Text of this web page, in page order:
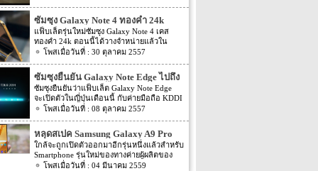
อินเตอร์เน็ตแล้ว
ซัมซุง Galaxy Note 4 ทองคำ 24k
จำหน่ายในเวียดนาม ราคา 65,000
บาท
แฟ็บเล็ตรุ่นใหม่ซัมซุง Galaxy Note 4 เคส
ทองคำ 24k ตอนนี้ได้วางจำหน่ายแล้วใน
ประเทศเวียดนาม โดยทุกชิ้นส่วนโลหะจะมี
ชั่วโมง ต่อเครื่อง และมีต้นทุนราว 1,100
ดอลลาร์ หรือราว 36,000 บาท โดยราคายังไม่
รวมกับราคาของแฟ็บเล็ต Galaxy Note 4 และ
คุณต้องจ่ายเพิ่มอีก 900 ดอลลาร์ Galaxy Note
4 จัดจำหน่ายโดย Golden Mobile ใน
เวียดนาม มีให้เลือกทั้งสีขาวและดำซึ่ง
สวยงามไม่แพ้กัน ทั้งนี้สมาร์ทโฟนชุบทองเป็น
ที่นิยมในตลาดจีนและอาหรับเนื่องจากเป็นสี
มงคลและแสดงถึงฐานะความร่ำรวย
ที่มา: gsmarena
30 ตุลาคม 2557
ซัมซุงยืนยัน Galaxy Note Edge ไปถึง
มือชาวญี่ปุ่นเดือนนี้
ซัมซุงยืนยันว่าแฟ็บเล็ต Galaxy Note Edge
จะเปิดตัวในญี่ปุ่นเดือนนี้ กับค่ายมือถือ KDDI
และ NTT DoCoMo และขณะนี้มันได้เปิดให้
08 ตุลาคม 2557
หลุดสเปค Samsung Galaxy A9 Pro
จาก AnTuTu
ใกล้จะถูกเปิดตัวออกมาอีกรุ่นหนึ่งแล้วสำหรับ
Smartphone รุ่นใหม่ของทางค่ายผู้ผลิตของ
ประเทศเกาหลีอย่างแบรนด์ Samsung นั่นเอง
04 มีนาคม 2559